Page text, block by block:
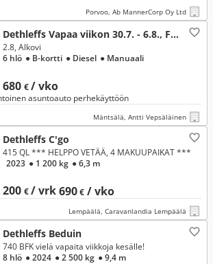
Porvoo, Ab MannerCorp Oy Ltd
Dethleffs Vapaa viikon 30.7. - 6.8., Fiat
680 €/ vko
2.8, Alkovi
6 hlö ● B-kortti ● Diesel ● Manuaali
asuntoauto perhekäyttöön
Mäntsälä, Antti Vepsäläinen
Dethleffs C'go
200 €/ vrk690€ / vko
415 QL *** HELPPO VETÄÄ, 4 MAKUUPAIKAT ***
2023 ● 1 200 kg ● 6,3 m
Lempäälä, Caravanlandia Lempäälä
Dethleffs Beduin
740 BFK vielä vapaita viikkoja kesälle!
8 hlö ● 2024 ● 2 500 kg ● 9,4 m